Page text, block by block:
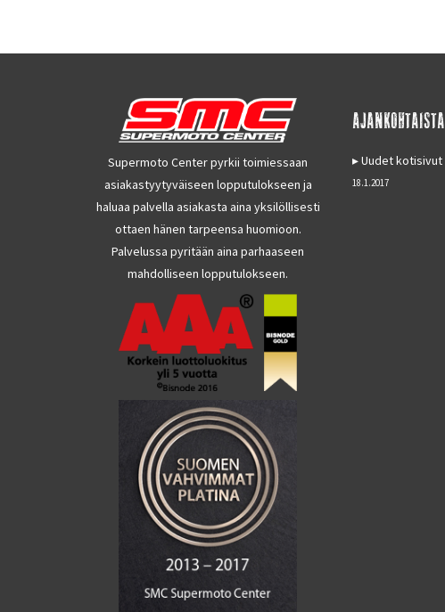
Supermoto Center pyrkii toimiessaan
asiakastyytyväiseen lopputulokseen ja
haluaa palvella asiakasta aina yksilöllisesti
ottaen hänen tarpeensa huomioon.
Palvelussa pyritään aina parhaaseen
mahdolliseen lopputulokseen.
AJANKOHTAISTA
Uudet kotisivut
18.1.2017